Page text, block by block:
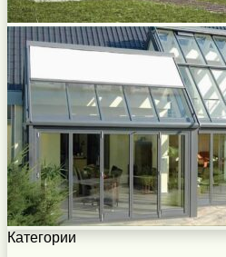
Категории